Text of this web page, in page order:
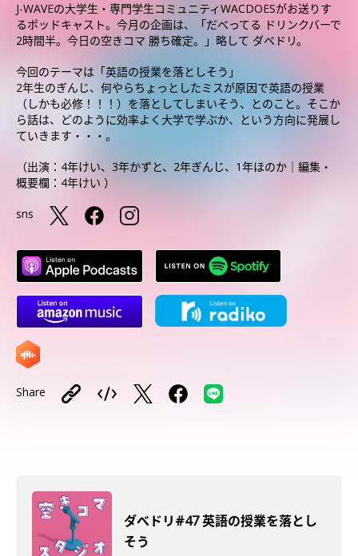
J-WAVEの大学生・専門学生コミュニティWACDOESがお送りす
るポッドキャスト。今月の企画は、「だべってる ドリンクバーで
2時間半。今日の空きコマ 勝ち確定。」略して ダベドリ。
今回のテーマは「英語の授業を落としそう」
2年生のぎんじ、何やらちょっとしたミスが原因で英語の授業
（しかも必修！！！）を落としてしまいそう、とのこと。そこか
ら話は、どのように効率よく大学で学ぶか、という方向に発展し
ていきます・・・。
（出演：4年けい、3年かずと、2年ぎんじ、1年ほのか｜編集・
概要欄：4年けい ）
sns
Share
ダべドリ#47 英語の授業を落とし
そう